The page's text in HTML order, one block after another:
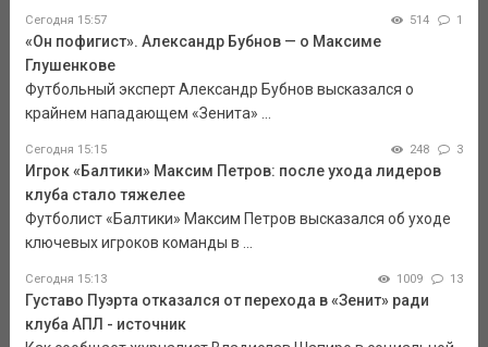
Сегодня 15:57 514 1
«Он пофигист». Александр Бубнов — о Максиме
Глушенкове
Футбольный эксперт Александр Бубнов высказался о
крайнем нападающем «Зенита» ...
Сегодня 15:15 248 3
Игрок «Балтики» Максим Петров: после ухода лидеров
клуба стало тяжелее
Футболист «Балтики» Максим Петров высказался об уходе
ключевых игроков команды в ...
Сегодня 15:13 1009 13
Густаво Пуэрта отказался от перехода в «Зенит» ради
клуба АПЛ - источник